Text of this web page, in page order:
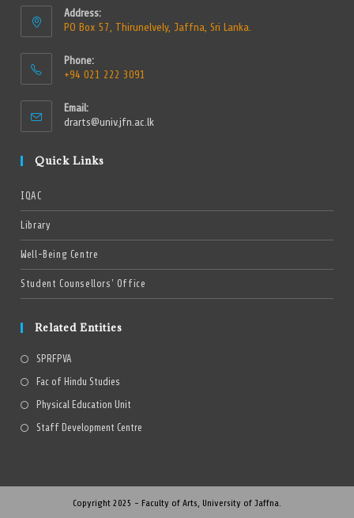
Address:
PO Box 57, Thirunelvely, Jaffna, Sri Lanka.
Phone:
+94 021 222 3091
Email:
drarts@univ.jfn.ac.lk
Quick Links
IQAC
Library
Well-Being Centre
Student Counsellors’ Office
Related Entities
SPRFPVA
Fac of Hindu Studies
Physical Education Unit
Staff Development Centre
Copyright 2025 - Faculty of Arts, University of Jaffna.